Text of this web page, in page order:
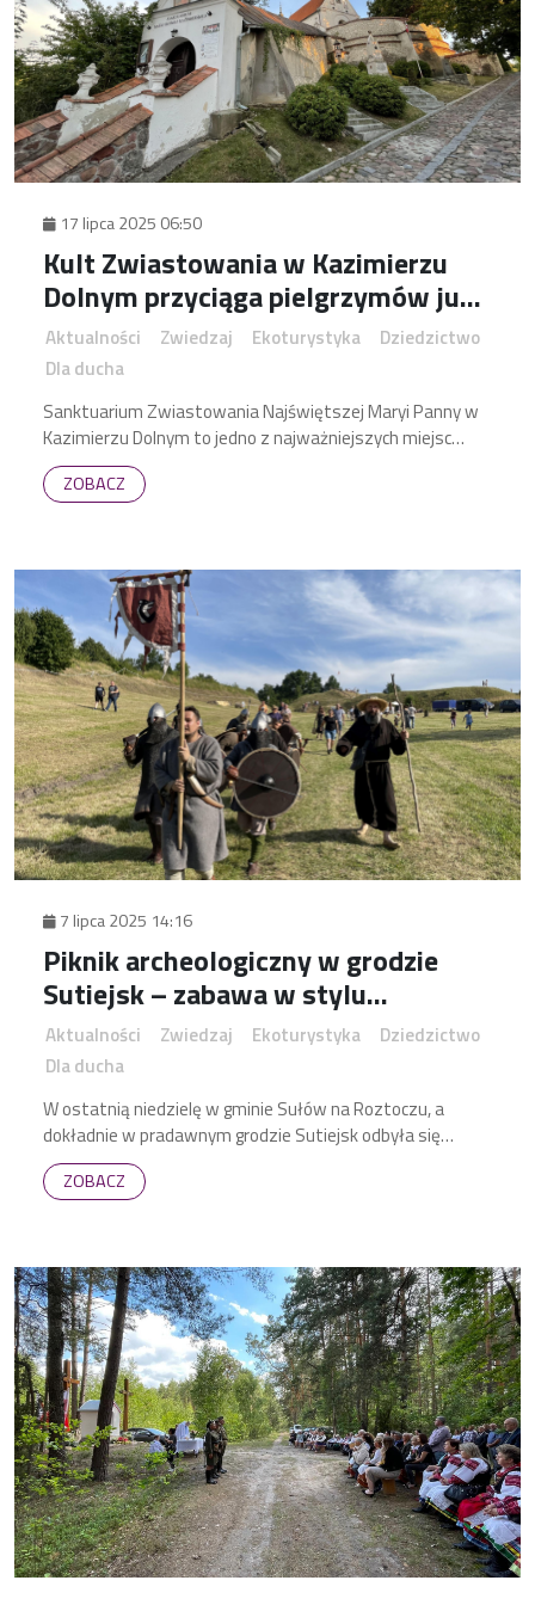
17 lipca 2025 06:50
Kult Zwiastowania w Kazimierzu
Dolnym przyciąga pielgrzymów już
od ponad ośmiu wieków
Aktualności Zwiedzaj Ekoturystyka
Dziedzictwo
Dla ducha
Sanktuarium Zwiastowania Najświętszej Maryi Panny w
Kazimierzu Dolnym to jedno z najważniejszych miejsc
kultu maryjnego w naszym regionie.
ZOBACZ
7 lipca 2025 14:16
Piknik archeologiczny w grodzie
Sutiejsk – zabawa w stylu
wczesnośredniowiecznym
Aktualności Zwiedzaj Ekoturystyka
Dziedzictwo
Dla ducha
W ostatnią niedzielę w gminie Sułów na Roztoczu, a
dokładnie w pradawnym grodzie Sutiejsk odbyła się
niecodzienna impreza – piknik archeologiczny, w którym
prym wiodły grupy rekonstrukcyjne z wieków dawnych.
ZOBACZ